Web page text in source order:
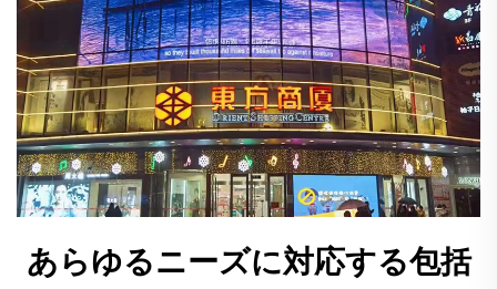
あらゆるニーズに対応する包括